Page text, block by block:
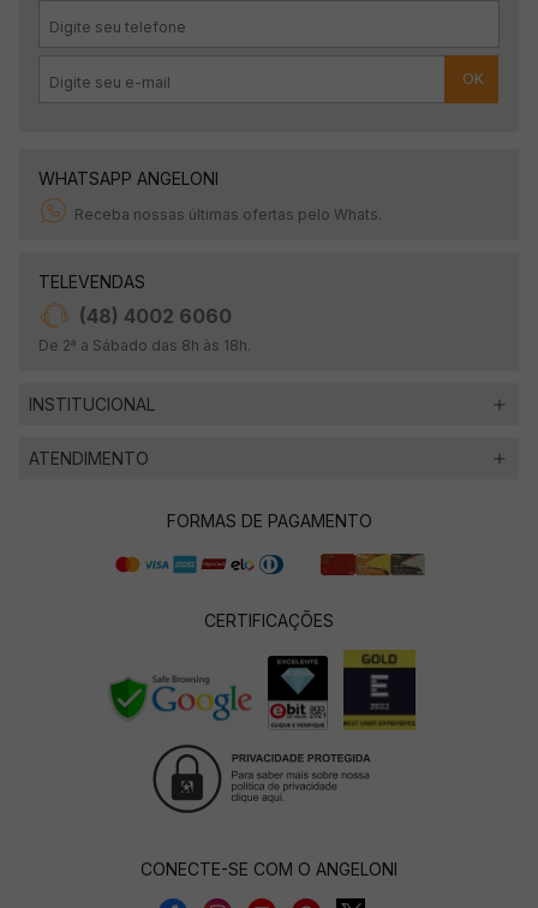
OK
WHATSAPP ANGELONI
Receba nossas últimas ofertas pelo Whats.
TELEVENDAS
(48) 4002 6060
De 2ª a Sábado das 8h às 18h.
INSTITUCIONAL
ATENDIMENTO
FORMAS DE PAGAMENTO
CERTIFICAÇÕES
CONECTE-SE COM O ANGELONI